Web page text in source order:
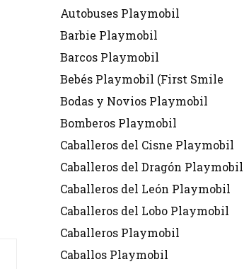
Autobuses Playmobil
Barbie Playmobil
Barcos Playmobil
Bebés Playmobil (First Smile
Bodas y Novios Playmobil
Bomberos Playmobil
Caballeros del Cisne Playmobil
Caballeros del Dragón Playmobil
Caballeros del León Playmobil
Caballeros del Lobo Playmobil
Caballeros Playmobil
Caballos Playmobil